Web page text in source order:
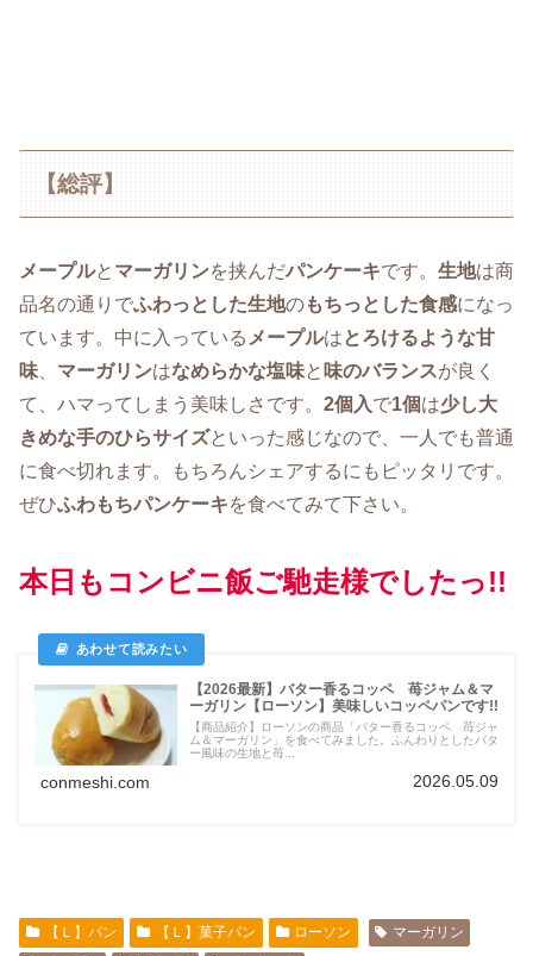
【総評】
メープルと マーガリンを挟んだパンケーキです。 生地は商
品名の通りでふわっとした生地のもちっとした食感になっ
ています。中に入っている メープルはとろけるような甘
味
マーガリンはなめらかな塩味と 味のバランスが良く
て、ハマってしまう美味しさです。 2個入で1個は少し大
きめな手のひらサイズといった感じなので、一人でも普通
に食べ切れます。もちろんシェアするにもピッタリです。
ぜひふわもちパンケーキを食べてみて下さい。
本日もコンビニ飯ご馳走様でしたっ!!
【2026最新】バター香るコッペ 苺ジャム＆マ
ーガリン【ローソン】美味しいコッペパンです!!
【商品紹介】ローソンの商品「バター香るコッペ 苺ジャ
ム＆マーガリン」を食べてみました。ふんわりとしたバタ
ー風味の生地と苺...
conmeshi.com 2026.05.09
【Ｌ】パン 【Ｌ】菓子パン ローソン
マーガリン